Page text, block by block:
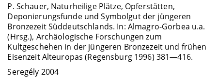
P. Schauer, Naturheilige Plätze, Opferstätten,
Deponierungsfunde und Symbolgut der jüngeren
Bronzezeit Süddeutschlands. In: Almagro-Gorbea u.a.
(Hrsg.), Archäologische Forschungen zum
Kultgeschehen in der jüngeren Bronzezeit und frühen
Eisenzeit Alteuropas (Regensburg 1996) 381—416.
Seregély 2004